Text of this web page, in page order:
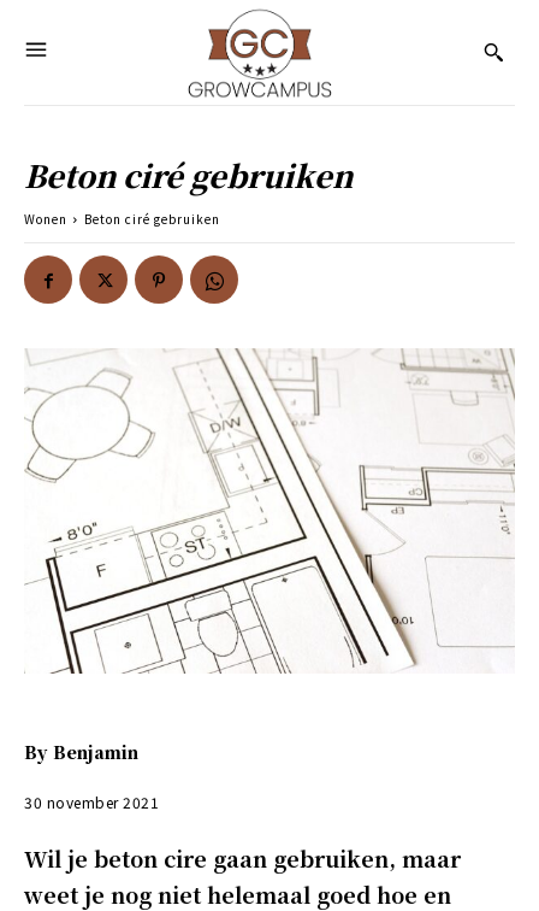
Beton ciré gebruiken
Wonen Beton ciré gebruiken
By Benjamin
30 november 2021
Wil je beton cire gaan gebruiken, maar
weet je nog niet helemaal goed hoe en